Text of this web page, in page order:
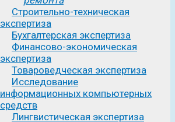
Строительно-техническая
экспертиза
Бухгалтерская экспертиза
Финансово-экономическая
экспертиза
Товароведческая экспертиза
Исследование
информационных компьютерных
средств
Лингвистическая экспертиза